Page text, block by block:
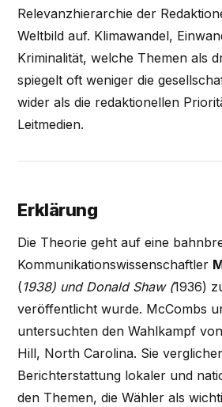
Relevanzhierarchie der
Weltbild auf. Klimawandel,
Kriminalität, welche Themen als
spiegelt oft weniger die
wider als die redaktionellen
Leitmedien.
Erklärung
Die Theorie geht auf eine
Kommunikationswissenschaftler
( 1938) und Donald Shaw(1936)
veröffentlicht wurde. McCombs
untersuchten den Wahlkampf
Hill, North Carolina. Sie
Berichterstattung lokaler und
den Themen, die Wähler als